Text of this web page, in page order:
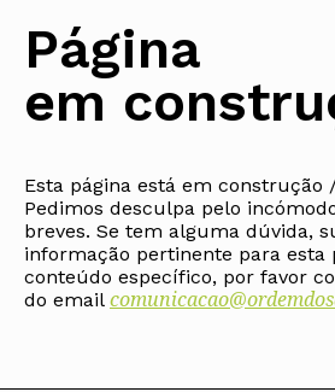
Nacional
Conselho Fiscal
Conselho Diretivo Regional
Conselho de Disciplina
Regional
Colégios
CAU
Protocolos
Institucionais
Protocolos Comerciais
SILUC
Apoio
Madeira
Açores
Notícias
Centro
Lisboa e Vale do Tejo
Alentejo
Algarve
Madeira
Açores
Página
em
Esta página está em construção
Pedimos desculpa pelo
breves. Se tem alguma dúvida,
informação pertinente para esta
conteúdo específico, por favor
do email